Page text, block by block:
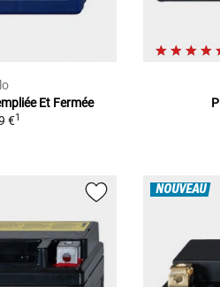
Et Fermée
€1
NOUVEAU